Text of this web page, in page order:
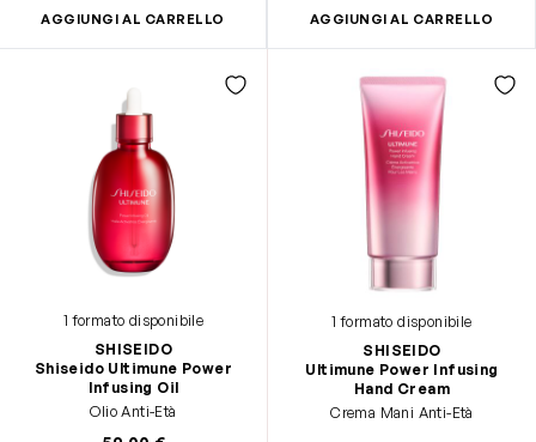
AGGIUNGI AL CARRELLO AGGIUNGI AL CARRELLO
1 formato disponibile
SHISEIDO
Shiseido Ultimune Power
Infusing Oil
Olio Anti-Età
1 formato disponibile
SHISEIDO
Ultimune Power Infusing
Hand Cream
Crema Mani Anti-Età